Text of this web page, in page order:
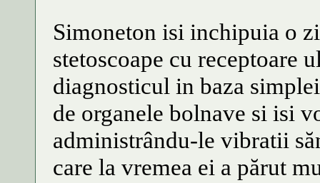
Simoneton isi inchipuia o
stetoscoape cu receptoare
diagnosticul in baza
de organele bolnave si isi
administrându-le vibratii
care la vremea ei a părut